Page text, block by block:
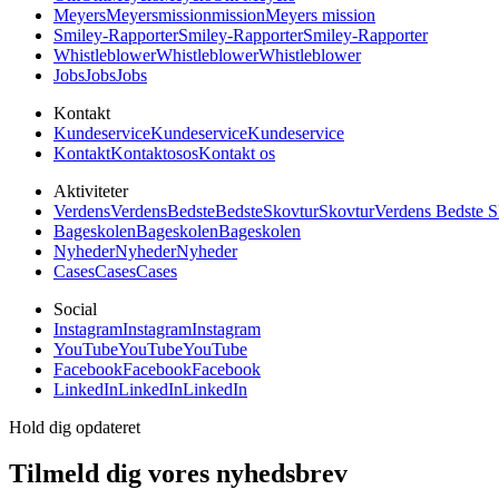
MeyersMeyersmissionmissionMeyers mission
Smiley-RapporterSmiley-RapporterSmiley-Rapporter
WhistleblowerWhistleblowerWhistleblower
JobsJobsJobs
Kontakt
KundeserviceKundeserviceKundeservice
KontaktKontaktososKontakt os
Aktiviteter
VerdensVerdensBedsteBedsteSkovturSkovturVerdens Bedste
BageskolenBageskolenBageskolen
NyhederNyhederNyheder
CasesCasesCases
Social
InstagramInstagramInstagram
YouTubeYouTubeYouTube
FacebookFacebookFacebook
LinkedInLinkedInLinkedIn
Hold dig opdateret
Tilmeld dig vores nyhedsbrev